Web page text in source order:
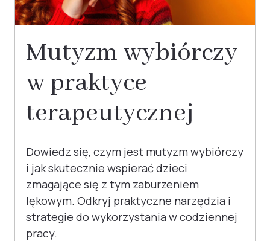
Mutyzm wybiórczy
w praktyce
terapeutycznej
Dowiedz się, czym jest mutyzm wybiórczy
i jak skutecznie wspierać dzieci
zmagające się z tym zaburzeniem
lękowym. Odkryj praktyczne narzędzia i
strategie do wykorzystania w codziennej
pracy.